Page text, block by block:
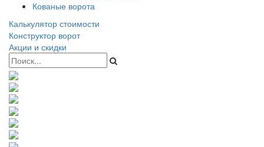
Кованые ворота
Калькулятор стоимости
Конструктор ворот
Акции и скидки